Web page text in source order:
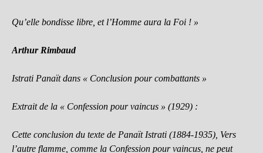
Qu’elle bondisse libre, et l’Homme aura la Foi ! »
Arthur Rimbaud
Istrati Panaït dans « Conclusion pour combattants »
Extrait de la « Confession pour vaincus » (1929) :
Cette conclusion du texte de Panaït Istrati (1884-1935), Vers
l’autre flamme, comme la Confession pour vaincus, ne peut